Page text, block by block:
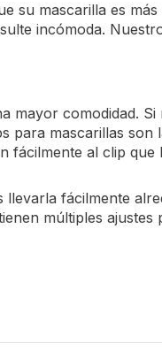
su mascarilla es
incómoda.
mayor comodidad.
para mascarillas
fácilmente al clip
llevarla fácilmente
múltiples